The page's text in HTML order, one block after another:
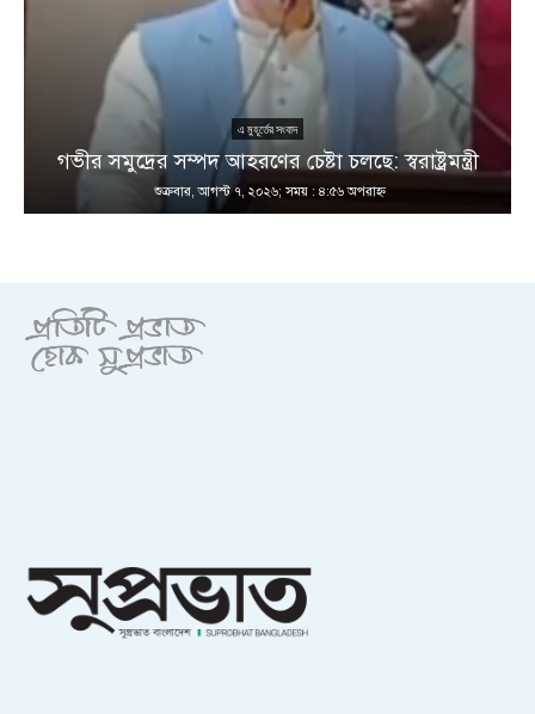
এ মুহূর্তের সংবাদ
গভীর সমুদ্রের সম্পদ আহরণের চেষ্টা চলছে: স্বরাষ্ট্রমন্ত্রী
শুক্রবার, আগস্ট ৭, ২০২৬; সময় : ৪:৫৬ অপরাহ্ণ